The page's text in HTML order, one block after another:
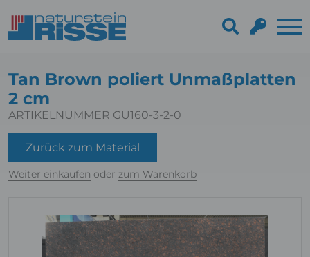
Tan Brown poliert Unmaßplatten
2 cm
ARTIKELNUMMER GU160-3-2-0
Zurück zum Material
Weiter einkaufen oder zum Warenkorb